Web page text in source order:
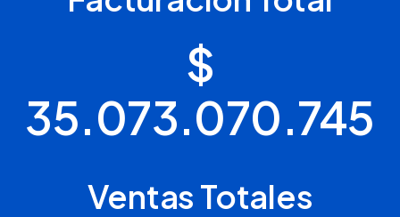
$
35.073.070.745
Ventas Totales